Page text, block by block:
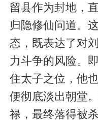
留县作为封地，
归隐修仙问道。
态，既表达了对
力斗争的风险。
住太子之位，他
便彻底淡出朝堂
禄，最终落得被